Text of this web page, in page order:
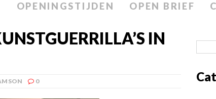
OPENINGSTIJDEN OPEN BRIEF
IN
0